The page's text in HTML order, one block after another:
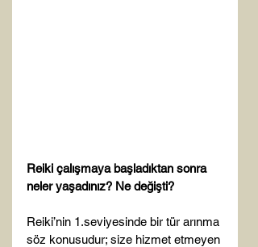
Reiki çalışmaya başladıktan sonra
neler yaşadınız? Ne değişti?
Reiki’nin 1.seviyesinde bir tür arınma
söz konusudur; size hizmet etmeyen